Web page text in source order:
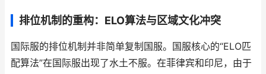
排位机制的重构：ELO算法与区域文化冲突
国际服的排位机制并非简单复制国服。国服核心的“ELO匹
配算法”在国际服出现了水土不服。在菲律宾和印尼，由于